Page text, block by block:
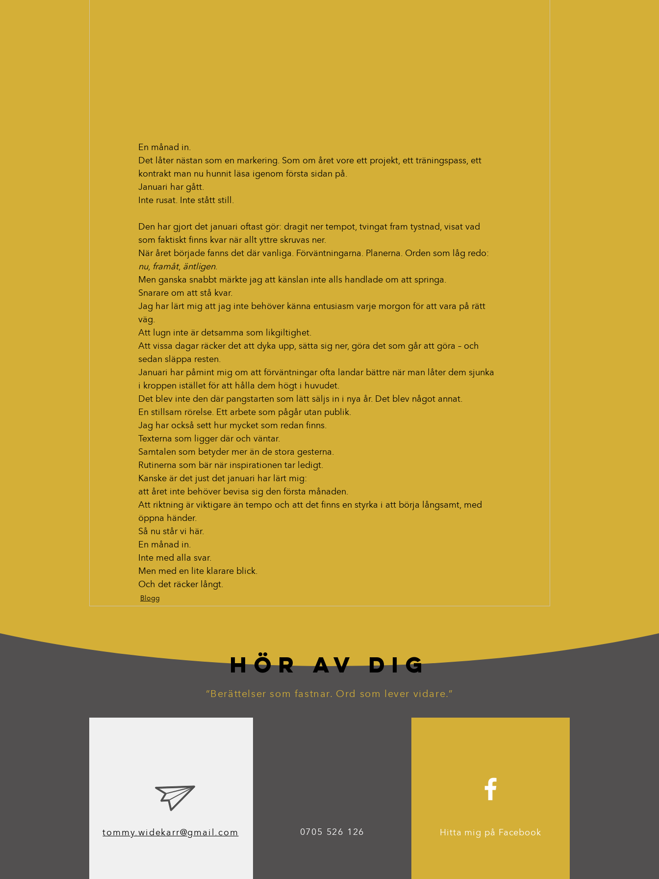
En månad in.
Det låter nästan som en markering. Som om året vore ett projekt, ett träningspass, ett
kontrakt man nu hunnit läsa igenom första sidan på.
Januari har gått.
Inte rusat. Inte stått still.
Den har gjort det januari oftast gör: dragit ner tempot, tvingat fram tystnad, visat vad
som faktiskt finns kvar när allt yttre skruvas ner.
När året började fanns det där vanliga. Förväntningarna. Planerna. Orden som låg redo:
nu, framåt, äntligen.
Men ganska snabbt märkte jag att känslan inte alls handlade om att springa.
Snarare om att stå kvar.
Jag har lärt mig att jag inte behöver känna entusiasm varje morgon för att vara på rätt
väg.
Att lugn inte är detsamma som likgiltighet.
Att vissa dagar räcker det att dyka upp, sätta sig ner, göra det som går att göra – och
sedan släppa resten.
Januari har påmint mig om att förväntningar ofta landar bättre när man låter dem sjunka
i kroppen istället för att hålla dem högt i huvudet.
Det blev inte den där pangstarten som lätt säljs in i nya år. Det blev något annat.
En stillsam rörelse. Ett arbete som pågår utan publik.
Jag har också sett hur mycket som redan finns.
Texterna som ligger där och väntar.
Samtalen som betyder mer än de stora gesterna.
Rutinerna som bär när inspirationen tar ledigt.
Kanske är det just det januari har lärt mig:
att året inte behöver bevisa sig den första månaden.
Att riktning är viktigare än tempo och att det finns en styrka i att börja långsamt, med
öppna händer.
Så nu står vi här.
En månad in.
Inte med alla svar.
Men med en lite klarare blick.
Och det räcker långt.
Blogg
HÖR AV DIG
“Berättelser som fastnar. Ord som lever vidare.”
tommy.widekarr@gmail.com 0705 526 126 Hitta mig på Facebook